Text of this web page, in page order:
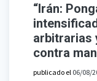
“Irán:
arbitrarias
contra
publicado el 06/08/